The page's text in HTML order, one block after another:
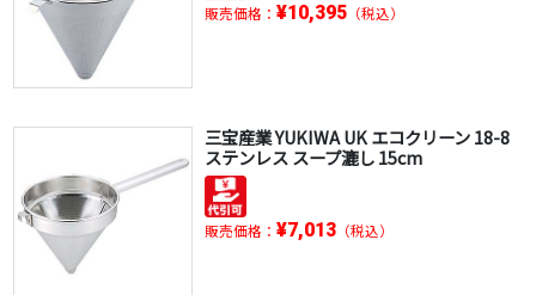
販売価格： ¥10,395（税込）
三宝産業 YUKIWA UK エコクリーン 18-8
ステンレス スープ漉し 15cm
販売価格： ¥7,013（税込）